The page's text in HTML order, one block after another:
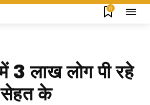
0
में 3 लाख लोग पी रहे
के